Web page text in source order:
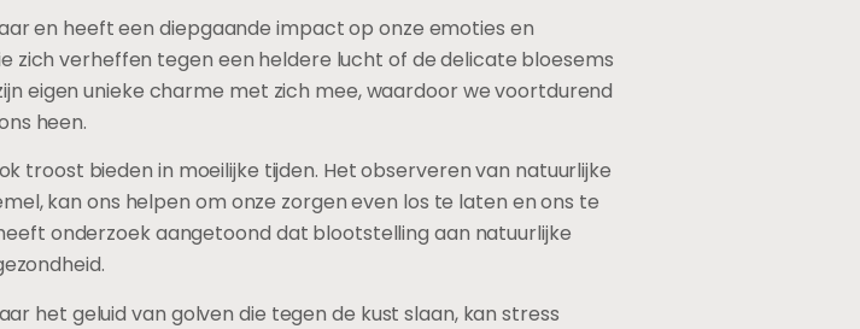
en heeft een diepgaande impact op onze emoties en
zich verheffen tegen een heldere lucht of de delicate bloesems
eigen unieke charme met zich mee, waardoor we voortdurend
heen.
troost bieden in moeilijke tijden. Het observeren van natuurlijke
kan ons helpen om onze zorgen even los te laten en ons te
onderzoek aangetoond dat blootstelling aan natuurlijke
het geluid van golven die tegen de kust slaan, kan stress